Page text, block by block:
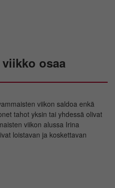
osaa
viikon saldoa enkä
tahot yksin tai yhdessä olivat
viikon alussa Irina
loistavan ja koskettavan